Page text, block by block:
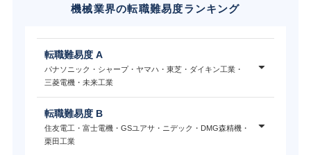
機械業界の転職難易度ランキング
転職難易度 A
パナソニック・シャープ・ヤマハ・東芝・ダイキン工業・
三菱電機・未来工業
転職難易度 B
住友電工・富士電機・GSユアサ・ニデック・DMG森精機・
栗田工業